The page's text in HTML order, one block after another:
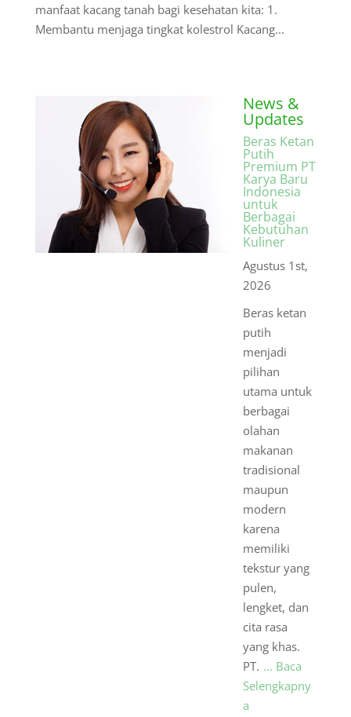
manfaat kacang tanah bagi kesehatan kita: 1.
Membantu menjaga tingkat kolestrol Kacang...
News &
Updates
Beras Ketan
Putih
Premium PT
Karya Baru
Indonesia
untuk
Berbagai
Kebutuhan
Kuliner
Agustus 1st,
2026
Beras ketan
putih
menjadi
pilihan
utama untuk
berbagai
olahan
makanan
tradisional
maupun
modern
karena
memiliki
tekstur yang
pulen,
lengket, dan
cita rasa
yang khas.
PT. ... Baca
Selengkapny
a